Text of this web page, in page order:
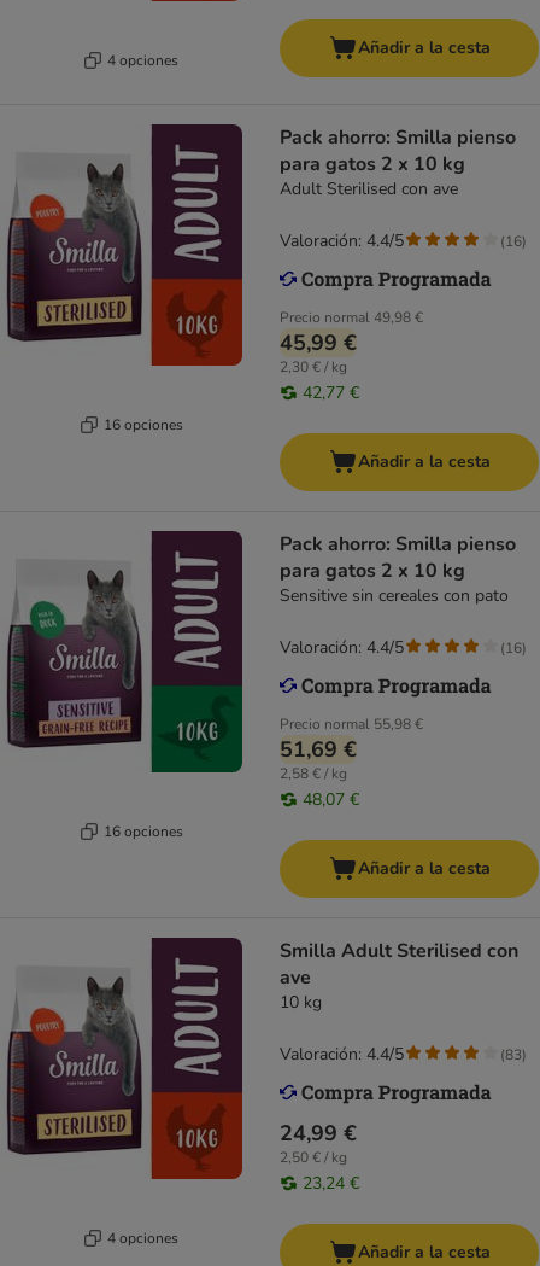
4 opciones
Añadir a la cesta
16 opciones
Pack ahorro: Smilla pienso
para gatos 2 x 10 kg
Adult Sterilised con ave
Precio normal49,98 €
45,99 €
2,30 € / kg
42,77 €
Valoración: 4.4/5 (16)
Añadir a la cesta
16 opciones
Pack ahorro: Smilla pienso
para gatos 2 x 10 kg
Sensitive sin cereales con pato
Precio normal 55,98 €
51,69 €
2,58 € / kg
48,07 €
Valoración: 4.4/5 (16)
Añadir a la cesta
4 opciones
Smilla Adult Sterilised con
ave
10 kg
24,99 €
2,50 € / kg
23,24 €
Valoración: 4.4/5 (83)
Añadir a la cesta